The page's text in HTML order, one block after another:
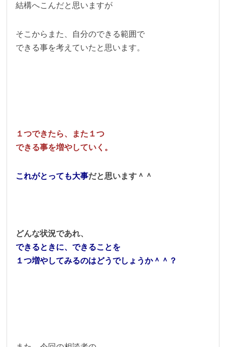
結構へこんだと思いますが
そこからまた、自分のできる範囲で
できる事を考えていたと思います。
１つできたら、また１つ
できる事を増やしていく。
これがとっても大事だと思います＾＾
どんな状況であれ、
できるときに、できることを
１つ増やしてみるのはどうでしょうか＾＾？